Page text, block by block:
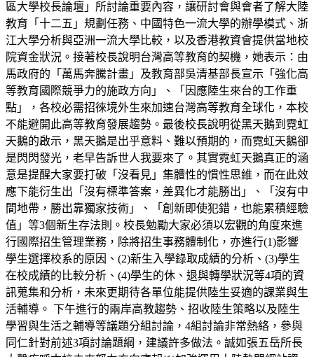
區大學校長論壇」所討論重要內容，讓研討會與會者了解大陸
教育「十二五」規劃任務、中國特色一流大學的辦學模式、浙
江大學分析與亞洲一流大學比較，以及香港教資會提供當地校
院資金狀況。接著校長說明台灣高等教育的契機，她表示：由
馬政府的「萬馬奔騰計畫」及教育部吳清基部長宣示「強化高
等教育國際競爭力的施政方向」、「因應陸生來台的工作重
點」，各校必需招徠境外生來加速台灣高等教育全球化，本校
不能避開此高等教育發展趨勢。最後校長說明從黑天鵝到霓虹
天鵝的啟示，黑天鵝是出乎意料、難以預期的，而霓虹天鵝卻
是閃閃發光，老早告訴世人我要來了。其實霓虹天鵝真正的涵
意是提醒大家要打破「沒看見」集體性的慣性思維，而在此效
應下能衍生出「沒有標準答案，差異化才能勝出」、「沒有中
間地帶，勝出靠獨家技術」、「創新即使犯錯，也能累積經驗
值」等3個新生存法則。校長勉勵大家必須以宏觀的角度來進
行國際招生管理業務，除將招生事務體制化，亦進行(1)影響
學生選擇校系的原因、(2)新生入學錄取成績的分析、(3)學生
在校成績的比較分析、(4)學生的休、退與轉學狀況等4項的資
訊蒐集和分析，未來更期待各單位能提供陸生妥適的課業與生
活輔導。 下午進行的兩岸高教趨勢、招收陸生策略以及陸生
學習與生活之輔導等議題分組討論，4組討論非常熱絡，參與
同仁針對前述3項討論題綱，建議許多做法。誠如張五岳所長